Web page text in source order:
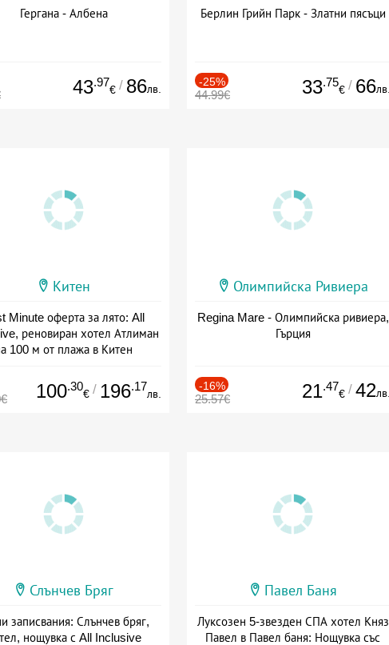
Гергана - Албена
43.97
€ / 86лв.
Берлин Грийн Парк - Златни пясъци
-25%
44.99€ 33.75
€ / 66лв.
Китен
Minute оферта за лято: All
реновиран хотел Атлиман
100 м от плажа в Китен
100.30
€ / 196.17
лв.
Олимпийска Ривиера
Regina Mare - Олимпийска ривиера,
Гърция
-16%
25.57€ 21.47
€ / 42лв.
Слънчев Бряг
записвания: Слънчев бряг,
нощувка с All Inclusive
Павел Баня
Луксозен 5-звезден СПА хотел Княз
Павел в Павел баня: Нощувка със